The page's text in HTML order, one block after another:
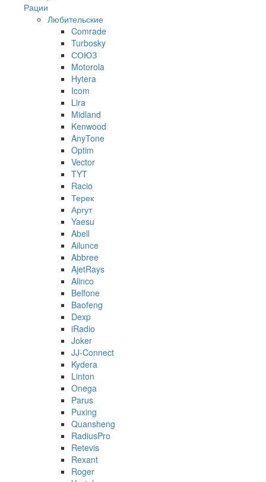
Рации
Любительские
Comrade
Turbosky
СОЮЗ
Motorola
Hytera
Icom
Lira
Midland
Kenwood
AnyTone
Optim
Vector
TYT
Racio
Терек
Аргут
Yaesu
Abell
Ailunce
Abbree
AjetRays
Alinco
Belfone
Baofeng
Dexp
iRadio
Joker
JJ-Connect
Kydera
Linton
Onega
Parus
Puxing
Quansheng
RadiusPro
Retevis
Rexant
Roger